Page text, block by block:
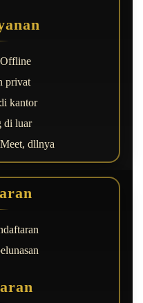
privat
kantor
di luar
dllnya